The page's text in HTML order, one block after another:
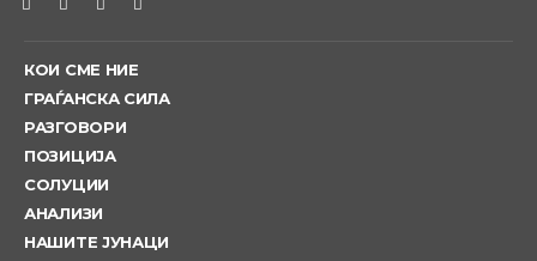
КОИ СМЕ НИЕ
ГРАЃАНСКА СИЛА
РАЗГОВОРИ
ПОЗИЦИЈА
СОЛУЦИИ
АНАЛИЗИ
НАШИТЕ ЈУНАЦИ